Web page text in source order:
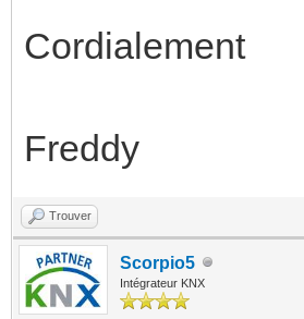
Cordialement
Freddy
Trouver
Scorpio5
Intégrateur KNX